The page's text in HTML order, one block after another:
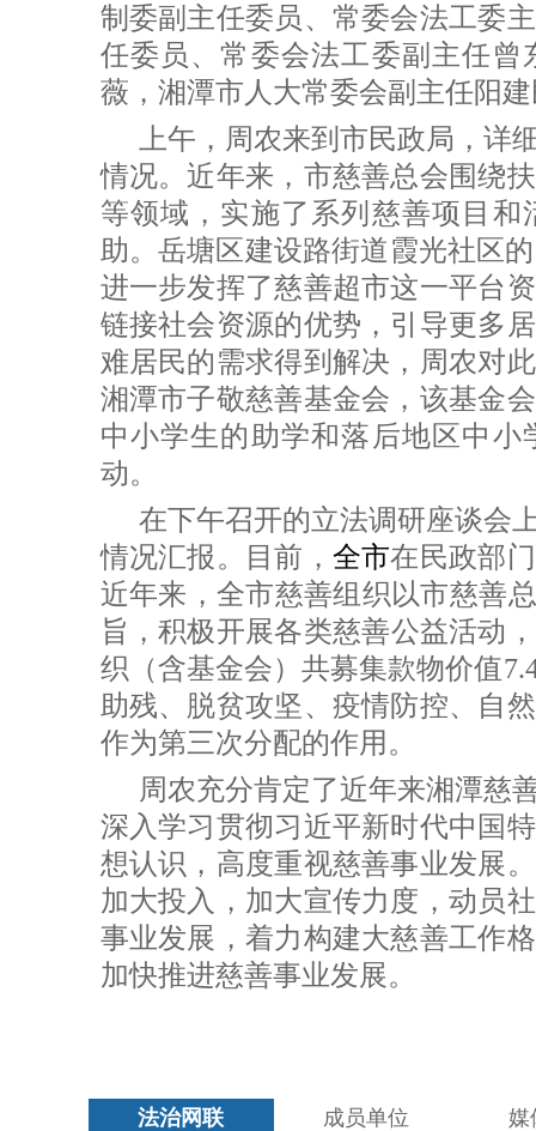
制委副主任委员、常委会法工委
任委员、常委会法工委副主任
薇，湘潭市人大常委会副主任阳
上午，周农来到市民政局，详
情况。近年来，市慈善总会围绕
等领域，实施了系列慈善项目和
助。岳塘区建设路街道霞光社区
进一步发挥了慈善超市这一平台
链接社会资源的优势，引导更多
难居民的需求得到解决，周农对
湘潭市子敬慈善基金会，该基金
中小学生的助学和落后地区中
动。
在下午召开的立法调研座谈会
情况汇报。目前， 全市在民政部
近年来，全市慈善组织以市慈善
旨，积极开展各类慈善公益活动
织（含基金会）共募集款物价值
助残、脱贫攻坚、疫情防控、自
作为第三次分配的作用。
周农充分肯定了近年来湘潭慈
深入学习贯彻习近平新时代中国
想认识，高度重视慈善事业发展
加大投入，加大宣传力度，动员
事业发展，着力构建大慈善工作
加快推进慈善事业发展。
法治网联 成员单位 媒